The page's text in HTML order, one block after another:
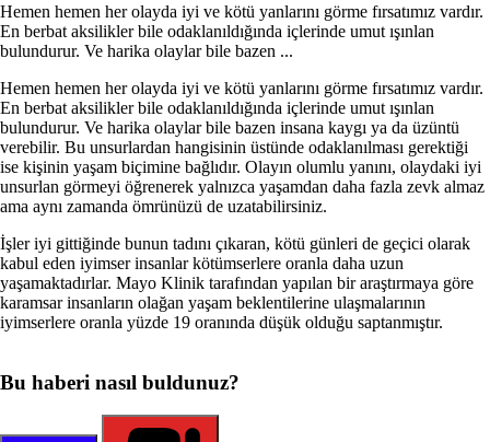
Hemen hemen her olayda iyi ve kötü yanlarını görme fırsatı­mız vardır.
En berbat aksilikler bile odaklanıldığında içlerinde umut ışınlan
bulundurur. Ve harika olaylar bile bazen ...
Hemen hemen her olayda iyi ve kötü yanlarını görme fırsatı­mız vardır.
En berbat aksilikler bile odaklanıldığında içlerinde umut ışınlan
bulundurur. Ve harika olaylar bile bazen insana kaygı ya da üzüntü
verebilir. Bu unsurlardan hangisinin üstünde odaklanılması gerektiği
ise kişinin yaşam biçimine bağlıdır. Olayın olumlu yanını, olaydaki iyi
unsurlan görmeyi öğrenerek yalnızca yaşamdan daha fazla zevk almaz
ama aynı zamanda ömrünüzü de uzatabilirsiniz.
İşler iyi gittiğinde bunun tadını çıkaran, kötü günleri de geçici olarak
kabul eden iyimser insanlar kötümserlere oranla daha uzun
yaşamaktadırlar. Mayo Klinik tarafından yapılan bir araştırmaya göre
karamsar insanların olağan yaşam beklenti­lerine ulaşmalarının
iyimserlere oranla yüzde 19 oranında dü­şük olduğu saptanmıştır.
Bu haberi nasıl buldunuz?